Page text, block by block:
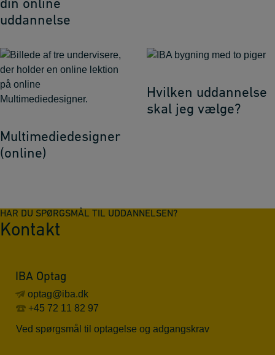
din online
uddannelse
Multimediedesigner
(online)
Hvilken uddannelse
skal jeg vælge?
HAR DU SPØRGSMÅL TIL UDDANNELSEN?
Kontakt
IBA Optag
optag@iba.dk
+45 72 11 82 97
Ved spørgsmål til optagelse og adgangskrav